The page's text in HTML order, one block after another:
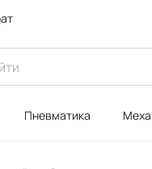
Пневматика